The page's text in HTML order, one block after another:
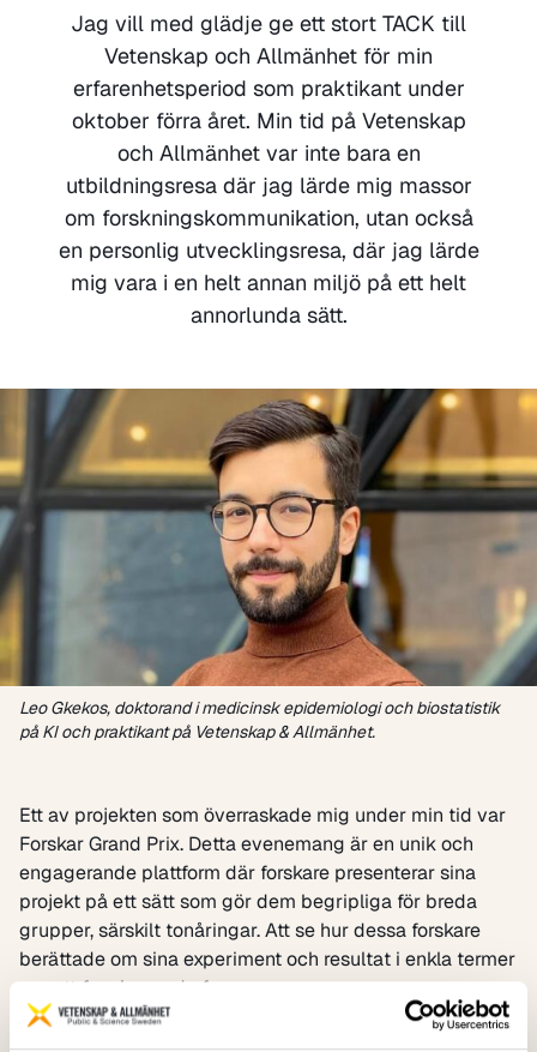
Jag vill med glädje ge ett stort TACK till
Vetenskap och Allmänhet för min
erfarenhetsperiod som praktikant under
oktober förra året. Min tid på Vetenskap
och Allmänhet var inte bara en
utbildningsresa där jag lärde mig massor
om forskningskommunikation, utan också
en personlig utvecklingsresa, där jag lärde
mig vara i en helt annan miljö på ett helt
annorlunda sätt.
Leo Gkekos, doktorand i medicinsk epidemiologi och biostatistik
på KI och praktikant på Vetenskap & Allmänhet.
Ett av projekten som överraskade mig under min tid var
Forskar Grand Prix. Detta evenemang är en unik och
engagerande plattform där forskare presenterar sina
projekt på ett sätt som gör dem begripliga för breda
grupper, särskilt tonåringar. Att se hur dessa forskare
berättade om sina experiment och resultat i enkla termer
var ett fascinerande fenomen.
Jag skulle aldrig ha insett att barn kan bli verkligt
intresserade av vetenskap förut. Det var det mest